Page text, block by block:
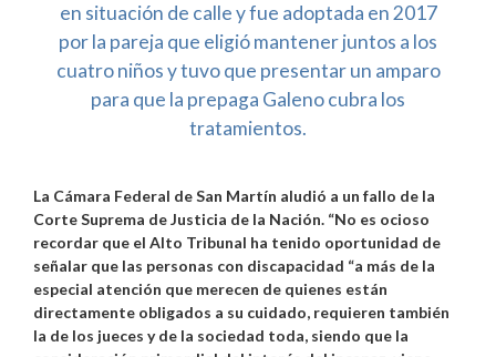
en situación de calle y fue adoptada en 2017
por la pareja que eligió mantener juntos a los
cuatro niños y tuvo que presentar un amparo
para que la prepaga Galeno cubra los
tratamientos.
La Cámara Federal de San Martín aludió a un fallo de la
Corte Suprema de Justicia de la Nación. “No es ocioso
recordar que el Alto Tribunal ha tenido oportunidad de
señalar que las personas con discapacidad “a más de la
especial atención que merecen de quienes están
directamente obligados a su cuidado, requieren también
la de los jueces y de la sociedad toda, siendo que la